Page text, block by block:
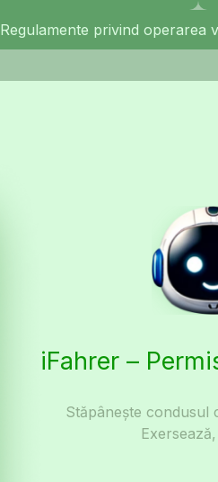
Regulamente privind operarea
iFahrer –
Stăpânește condusul